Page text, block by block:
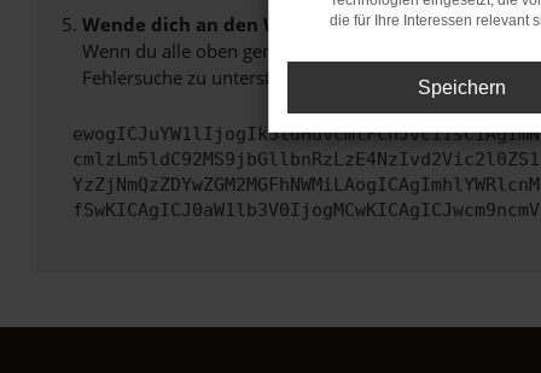
Wende dich an den Webseitenbetreiber.
Wenn du alle oben genannten Schritte versucht hast,
Fehlersuche zu unterstützen:
die für Ihre Interessen relevant
Speichern